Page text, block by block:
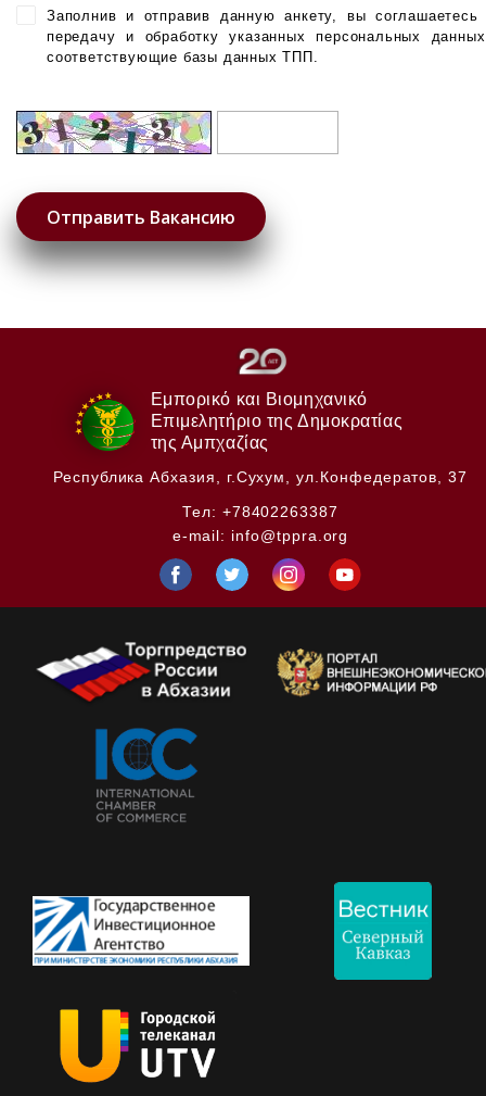
Заполнив и отправив данную анкету, вы соглашаетесь
передачу и обработку указанных персональных
соответствующие базы данных ТПП.
Εμπορικό και Βιομηχανικό
Επιμελητήριο της Δημοκρατίας
της Αμπχαζίας
Республика Абхазия,
г.Сухум, ул.Конфедератов, 37
Тел: +78402263387
e-mail: info@tppra.org